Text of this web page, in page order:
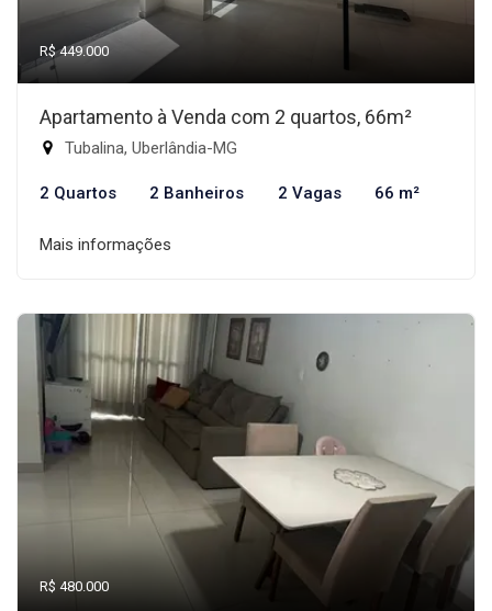
R$ 449.000
Apartamento à Venda com 2 quartos, 66m²
Tubalina, Uberlândia-MG
2 Quartos 2 Banheiros 2 Vagas 66 m²
Mais informações
R$ 480.000